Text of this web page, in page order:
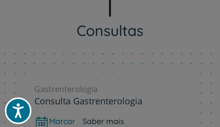
Acessibilidade
Consultas
Gastrenterologia
Consulta Gastrenterologia
Marcar Saber mais